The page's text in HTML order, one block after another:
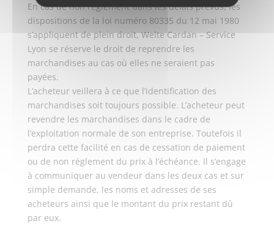
En cas de non règlement dans les délais prévus, les
dispositions de la loi numéro 80335 du 12 mai 1980
s’appliquent de plein droit, Welte Cardan – Service
Lyon se réserve le droit de reprendre les
marchandises au cas où elles ne seraient pas
payées.
L’acheteur veillera à ce que l’identification des
marchandises soit toujours possible. L’acheteur peut
revendre les marchandises dans le cadre de
l’exploitation normale de son entreprise. Toutefois il
perdra cette facilité en cas de cessation de paiement
ou de non règlement du prix à l’échéance. Il s’engage
à communiquer au vendeur dans les deux cas et sur
simple demande, les noms et adresses de ses
acheteurs ainsi que le montant du prix restant dû
par eux.